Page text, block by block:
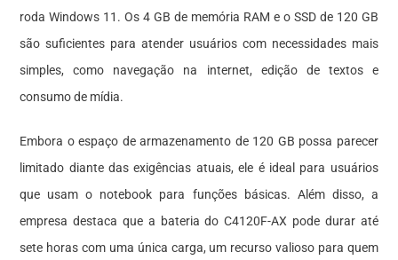
roda Windows 11. Os 4 GB de memória RAM e o SSD de 120 GB
são suficientes para atender usuários com necessidades mais
simples, como navegação na internet, edição de textos e
consumo de mídia.
Embora o espaço de armazenamento de 120 GB possa parecer
limitado diante das exigências atuais, ele é ideal para usuários
que usam o notebook para funções básicas. Além disso, a
empresa destaca que a bateria do C4120F-AX pode durar até
sete horas com uma única carga, um recurso valioso para quem